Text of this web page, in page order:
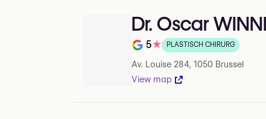
Dr. Oscar
Beoordeling op 5 op Google
5★ PLASTISCH CHIRURG
Av. Louise 284, 1050 Brussel
View map